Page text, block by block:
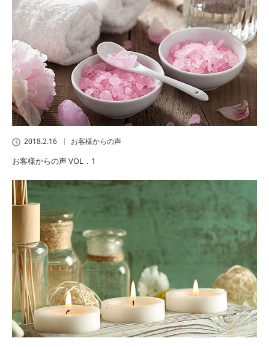
2018.2.16 お客様からの声
お客様からの声 VOL．1